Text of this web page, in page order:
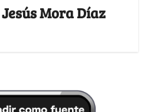
Jesús Mora Díaz